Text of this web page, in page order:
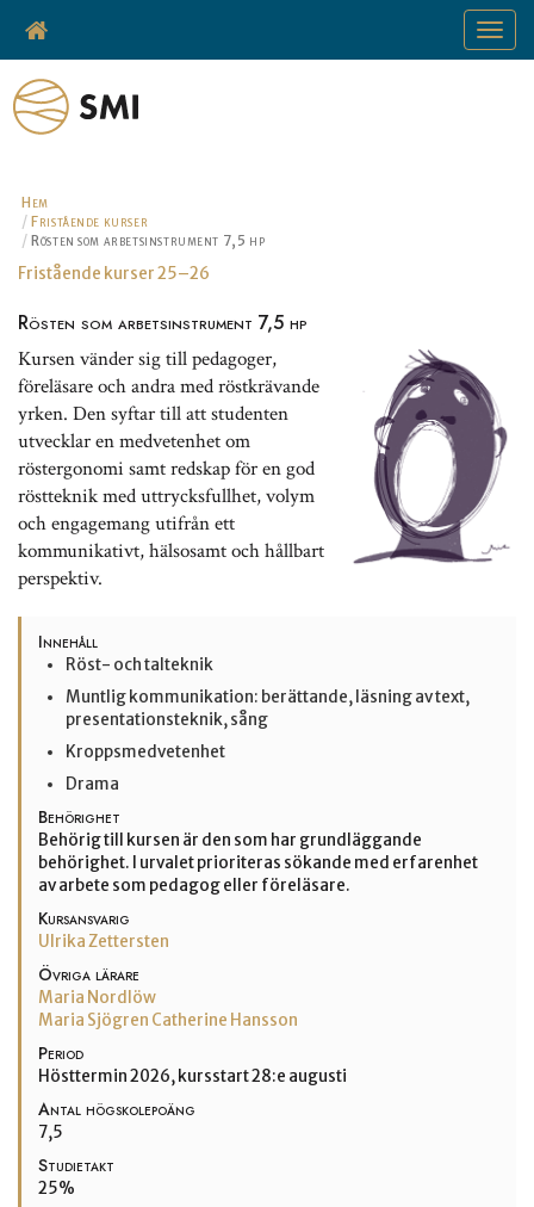
Toggle
Hem
Fristående kurser
Rösten som arbetsinstrument 7,5 hp
Fristående kurser 25–26
Rösten som arbetsinstrument 7,5 hp
Kursen vänder sig till pedagoger,
föreläsare och andra med röstkrävande
yrken. Den syftar till att studenten
utvecklar en medvetenhet om
röstergonomi samt redskap för en god
röstteknik med uttrycksfullhet, volym
och engagemang utifrån ett
kommunikativt, hälsosamt och hållbart
perspektiv.
Innehåll
Röst- och talteknik
Muntlig kommunikation: berättande, läsning av text,
presentationsteknik, sång
Kroppsmedvetenhet
Drama
Behörighet
Behörig till kursen är den som har grundläggande
behörighet. I urvalet prioriteras sökande med erfarenhet
av arbete som pedagog eller föreläsare.
Kursansvarig
Ulrika Zettersten
Övriga lärare
Maria Nordlöw
Maria Sjögren Catherine Hansson
Period
Hösttermin 2026, kursstart 28:e augusti
Antal högskolepoäng
7,5
Studietakt
25%